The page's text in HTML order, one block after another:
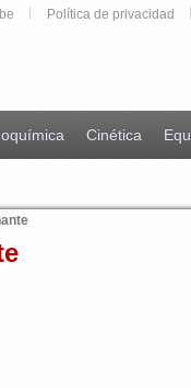
Política de privacidad
Cinética